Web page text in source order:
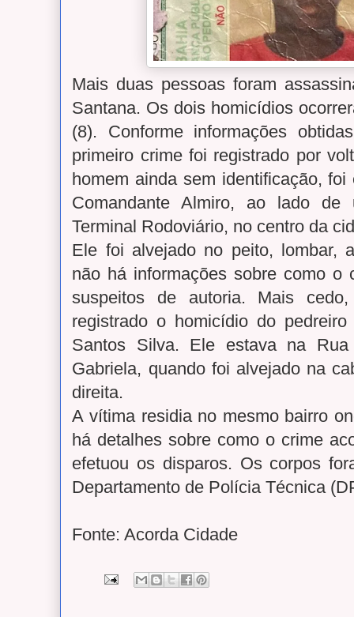
Mais duas pessoas foram
Santana. Os dois homicídios
(8). Conforme informações
primeiro crime foi registrado por
homem ainda sem identificação,
Comandante Almiro, ao lado
Terminal Rodoviário, no centro da
Ele foi alvejado no peito, lombar,
não há informações sobre como o
suspeitos de autoria. Mais
registrado o homicídio do
Santos Silva. Ele estava na
Gabriela, quando foi alvejado na
direita.
A vítima residia no mesmo bairro
há detalhes sobre como o crime
efetuou os disparos. Os corpos
Departamento de Polícia Técnica
Fonte: Acorda Cidade